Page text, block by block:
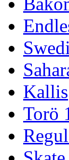
Kallis
Torö